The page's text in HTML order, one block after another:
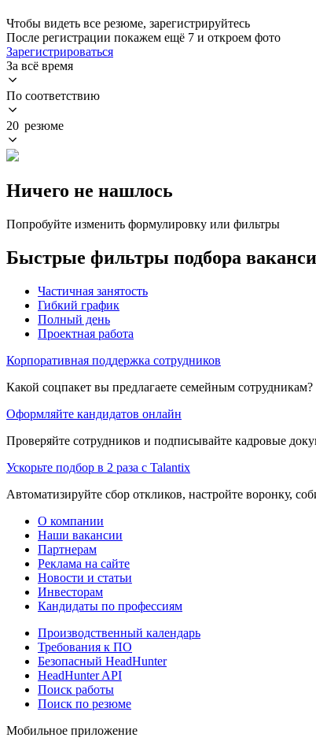
Чтобы видеть все резюме, зарегистрируйтесь
После регистрации покажем ещё 7 и откроем фото
Зарегистрироваться
За всё время
По соответствию
20 резюме
Ничего не нашлось
Попробуйте изменить формулировку или фильтры
Быстрые фильтры подбора
Частичная занятость
Гибкий график
Полный день
Проектная работа
Корпоративная поддержка сотрудников
Какой соцпакет вы предлагаете семейным сотрудникам?
Оформляйте кандидатов онлайн
Проверяйте сотрудников и подписывайте кадровые
Ускорьте подбор в 2 раза с Talantix
Автоматизируйте сбор откликов, настройте воронку,
О компании
Наши вакансии
Партнерам
Реклама на сайте
Новости и статьи
Инвесторам
Кандидаты по профессиям
Производственный календарь
Требования к ПО
Безопасный HeadHunter
HeadHunter API
Поиск работы
Поиск по резюме
Мобильное приложение